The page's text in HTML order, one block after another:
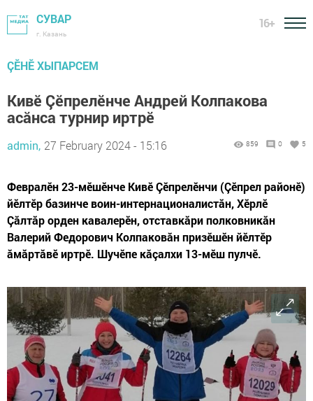
СУВАР
г. Казань
16+
ÇӖНӖ ХЫПАРСЕМ
Кивӗ Çӗпрелӗнче Андрей Колпакова
асăнса турнир иртрӗ
admin, 27 February 2024 - 15:16 859 0 5
Февралӗн 23-мӗшӗнче Кивӗ Çӗпрелӗнчи (Çӗпрел районӗ)
йӗлтӗр базинче воин-интернационалистăн, Хӗрлӗ
Çăлтăр орден кавалерӗн, отставкăри полковникăн
Валерий Федорович Колпаковăн призӗшӗн йӗлтӗр
ăмăртăвӗ иртрӗ. Шучӗпе кăçалхи 13-мӗш пулчӗ.